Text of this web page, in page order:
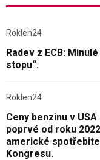
Roklen24
Radev z ECB:
stopu“.
Roklen24
Ceny benzinu v
poprvé od roku
americké
Kongresu.